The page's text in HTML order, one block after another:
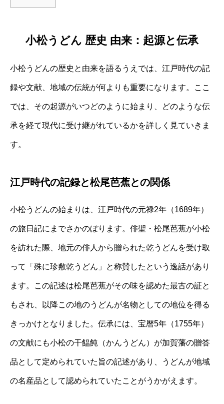
小松うどん 歴史 由来：起源と伝承
小松うどんの歴史と由来を語るうえでは、江戸時代の記
録や文献、地域の伝統が何よりも重要になります。ここ
では、その起源がいつどのように始まり、どのような伝
承を経て現代に受け継がれているかを詳しく見ていきま
す。
江戸時代の記録と松尾芭蕉との関係
小松うどんの始まりは、江戸時代の元禄2年（1689年）
の旅日記にまでさかのぼります。俳聖・松尾芭蕉が小松
を訪れた際、地元の俳人から贈られた乾うどんを受け取
って「殊に珍敷乾うどん」と称賛したという逸話があり
ます。この記述は松尾芭蕉がその味を認めた最古の証と
もされ、以降この地のうどんが名物としての地位を得る
きっかけとなりました。伝承には、宝暦5年（1755年）
の文献にも小松の干饂飩（かんうどん）が加賀藩の贈答
品として定められていた旨の記述があり、うどんが地域
の名産品として認められていたことがうかがえます。